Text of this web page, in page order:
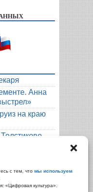
с тем, что мы используем
«Цифровая культура».
Анна
на краю